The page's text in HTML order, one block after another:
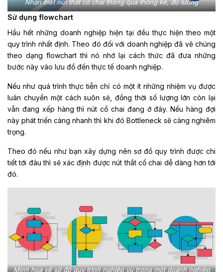
Nhận biết nút thắt cổ chai thông qua thống kê, đo lường
Sử dụng flowchart
Hầu hết những doanh nghiệp hiện tại đều thực hiện theo một
quy trình nhất định. Theo đó đối với doanh nghiệp đã vẽ chúng
theo dạng flowchart thì nó nhớ lại cách thức đã đưa những
bước này vào lưu đồ đến thực tế doanh nghiệp.
Nếu như quá trình thực tiễn chỉ có một ít những nhiệm vụ được
luân chuyển một cách suôn sẻ, đồng thời số lượng lớn còn lại
vẫn đang xếp hàng thì nút cổ chai đang ở đây. Nếu hàng đợi
này phát triển càng nhanh thì khi đó Bottleneck sẽ càng nghiêm
trọng.
Theo đó nếu như bạn xây dựng nên sơ đồ quy trình được chi
tiết tới đâu thì sẽ xác định được nút thắt cổ chai dễ dàng hơn tới
đó.
Minh họa về sơ đồ quy trình nghiệp vụ trong một doanh nghiệp